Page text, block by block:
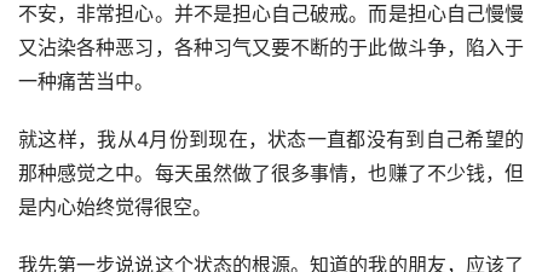
不安，非常担心。并不是担心自己破戒。而是担心自己慢慢
又沾染各种恶习，各种习气又要不断的于此做斗争，陷入于
一种痛苦当中。
就这样，我从4月份到现在，状态一直都没有到自己希望的
那种感觉之中。每天虽然做了很多事情，也赚了不少钱，但
是内心始终觉得很空。
我先第一步说说这个状态的根源。知道的我的朋友，应该了